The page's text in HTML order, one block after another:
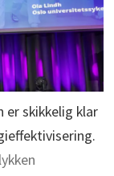
er skikkelig klar